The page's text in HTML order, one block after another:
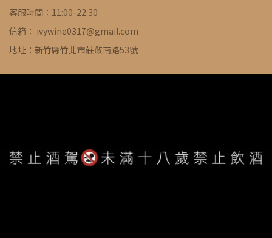
客服時間：11:00-22:30
信箱： ivywine0317@gmail.com
地址：新竹縣竹北市莊敬南路53號